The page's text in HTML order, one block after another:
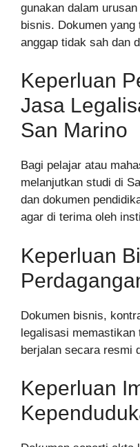
gunakan dalam
bisnis. Dokumen
anggap tidak sah dan
Keperluan
Jasa
San Marino
Bagi pelajar atau
melanjutkan studi di
dan dokumen
agar di terima oleh
Keperluan
Dokumen bisnis,
legalisasi
berjalan secara resmi
Keperluan